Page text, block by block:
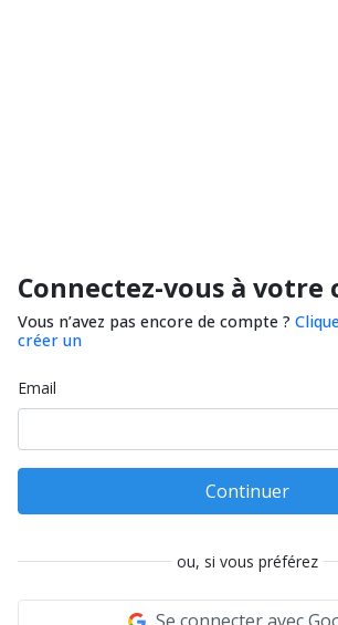
Connectez-vous à votre
Vous n’avez pas encore de compte ?
créer un
Email
Continuer
ou, si vous préférez
Se connecter avec